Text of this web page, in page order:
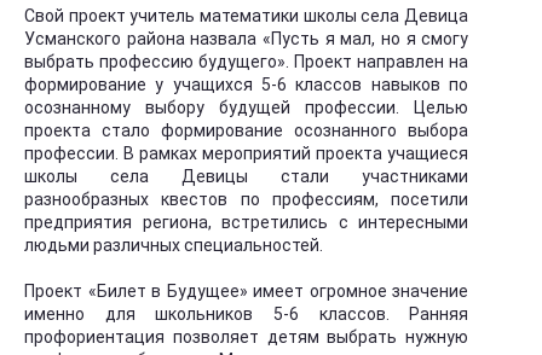
Свой проект учитель математики школы села Девица
Усманского района назвала «Пусть я мал, но я смогу
выбрать профессию будущего». Проект направлен на
формирование у учащихся 5-6 классов навыков по
осознанному выбору будущей профессии. Целью
проекта стало формирование осознанного выбора
профессии. В рамках мероприятий проекта учащиеся
школы села Девицы стали участниками
разнообразных квестов по профессиям, посетили
предприятия региона, встретились с интересными
людьми различных специальностей.
Проект «Билет в Будущее» имеет огромное значение
именно для школьников 5-6 классов. Ранняя
профориентация позволяет детям выбрать нужную